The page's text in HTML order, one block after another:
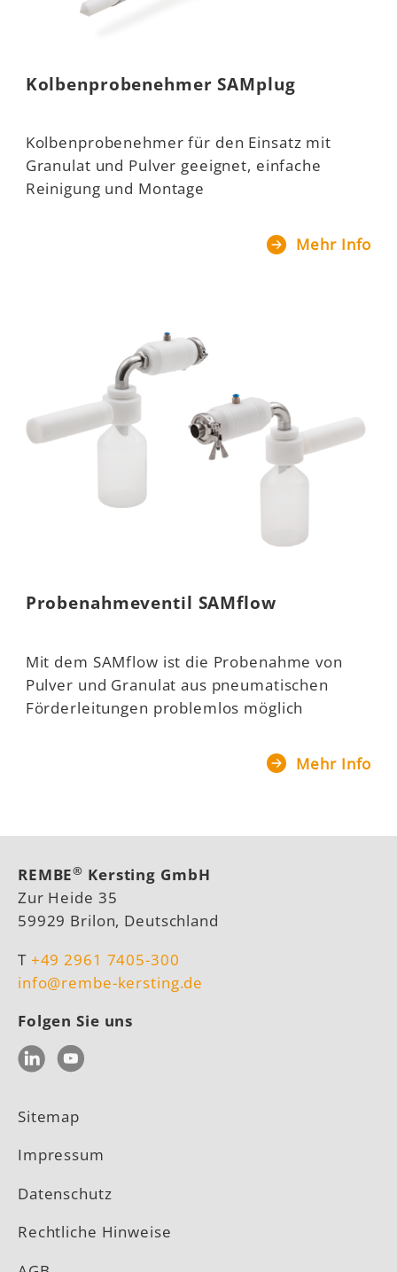
Kolbenprobenehmer SAMplug
Kolbenprobenehmer für den Einsatz mit
Granulat und Pulver geeignet, einfache
Reinigung und Montage
Mehr Info
Probenahmeventil SAMflow
Mit dem SAMflow ist die Probenahme von
Pulver und Granulat aus pneumatischen
Förderleitungen problemlos möglich
Mehr Info
REMBE® Kersting GmbH
Zur Heide 35
59929 Brilon, Deutschland
T +49 2961 7405-300
info@rembe-kersting.de
Folgen Sie uns
LinkedInYouTube
Sitemap
Impressum
Datenschutz
Rechtliche Hinweise